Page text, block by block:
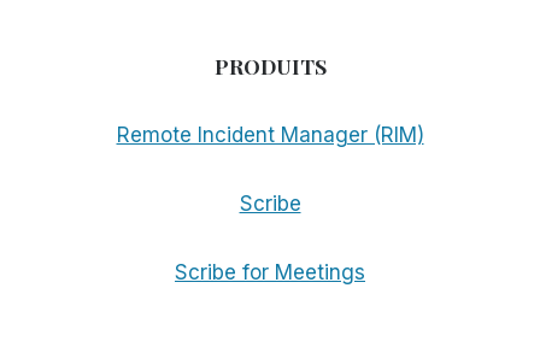
PRODUITS
Remote Incident Manager (RIM)
Scribe
Scribe for Meetings